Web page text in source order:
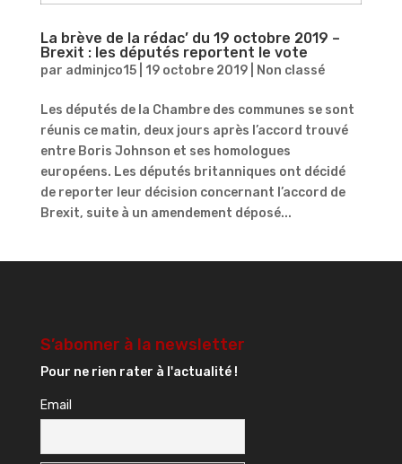
La brève de la rédac’ du 19 octobre 2019 –
Brexit : les députés reportent le vote
par adminjco15| 19 octobre 2019| Non classé
Les députés de la Chambre des communes se sont
réunis ce matin, deux jours après l’accord trouvé
entre Boris Johnson et ses homologues
européens. Les députés britanniques ont décidé
de reporter leur décision concernant l’accord de
Brexit, suite à un amendement déposé...
S’abonner à la newsletter
Pour ne rien rater à l'actualité !
Email